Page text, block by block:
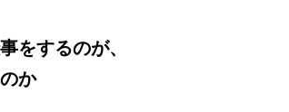
をするのが、
か